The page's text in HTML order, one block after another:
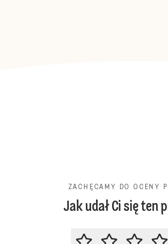
ZACHĘCAMY DO OCENY
Jak udał Ci się ten